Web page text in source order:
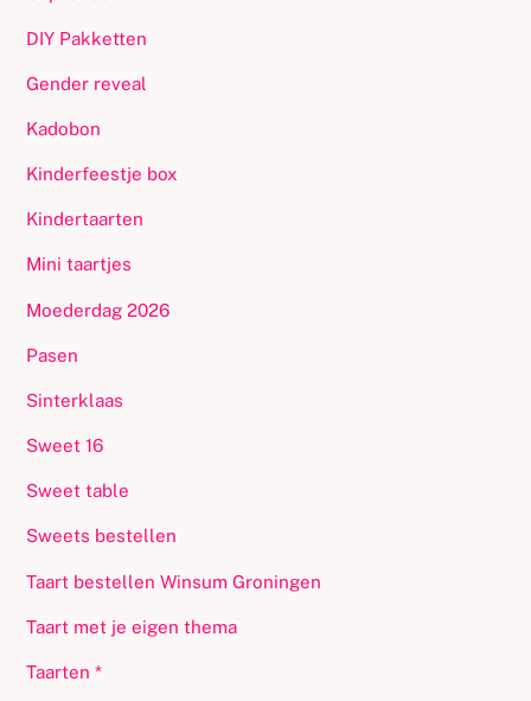
DIY Pakketten
Gender reveal
Kadobon
Kinderfeestje box
Kindertaarten
Mini taartjes
Moederdag 2026
Pasen
Sinterklaas
Sweet 16
Sweet table
Sweets bestellen
Taart bestellen Winsum Groningen
Taart met je eigen thema
Taarten *